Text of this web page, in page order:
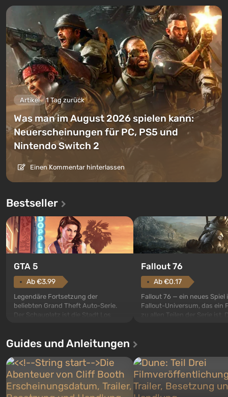
Artikel 1 Tag zurück
Was man im August 2026 spielen kann:
Neuerscheinungen für PC, PS5 und
Nintendo Switch 2
Einen Kommentar hinterlassen
Bestseller
GTA 5
Ab €3.99
Legendäre Fortsetzung der
beliebten Grand Theft Auto-Serie.
Der Schauplatz ist die Stadt Los
ersten Mal erzählt das Spiel die
Charakteren: Michael, Trevor und
Franklin, zwischen denen Sie
jederzeit...
Fallout 76
Ab €0.17
Fallout 76 — ein neues Spiel
Fallout-Universum, das ein
zu allen Teilen der Serie ist.
nach dem Abwurf von
auf Amerika geöffnet wird.
Guides und Anleitungen